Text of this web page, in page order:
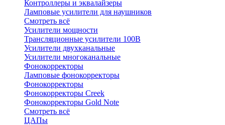
Контроллеры и эквалайзеры
Ламповые усилители для наушников
Смотреть всё
Усилители мощности
Трансляционные усилители 100В
Усилители двухканальные
Усилители многоканальные
Фонокорректоры
Ламповые фонокорректоры
Фонокорректоры
Фонокорректоры Creek
Фонокорректоры Gold Note
Смотреть всё
ЦАПы